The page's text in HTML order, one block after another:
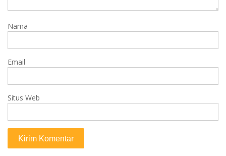
Nama
Email
Situs Web